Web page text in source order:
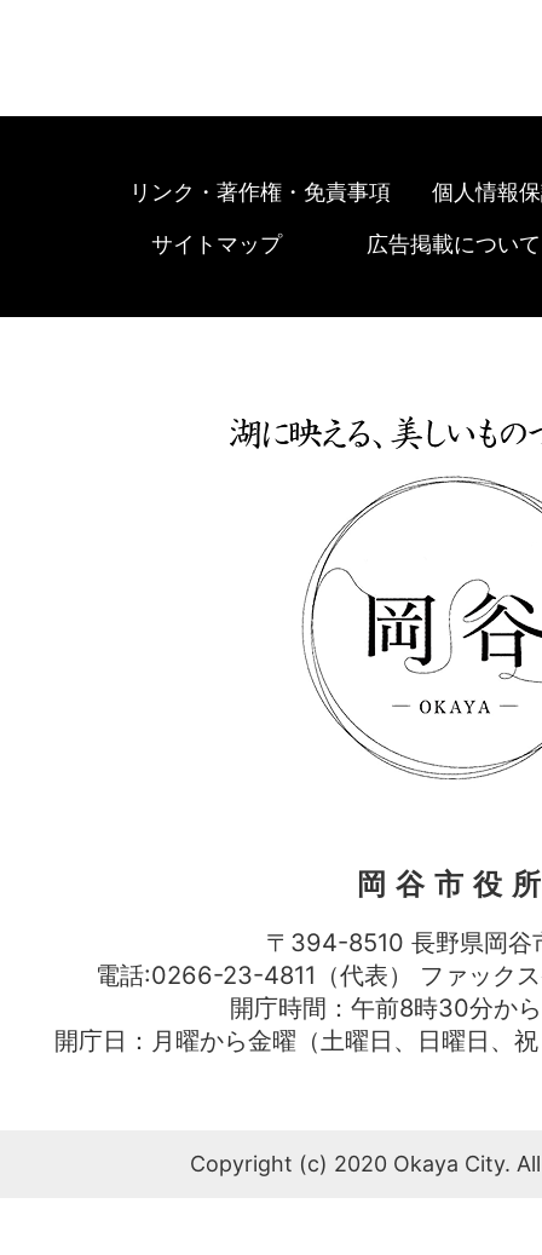
リンク・著作権・免責事項 個人情報
サイトマップ 広告掲載について
岡谷市役
〒394-8510 長野県岡谷
電話:0266-23-4811（代表） ファッ
開庁時間：午前8時30分か
開庁日：月曜から金曜（土曜日、日曜日、
Copyright (c) 2020 Okaya City.